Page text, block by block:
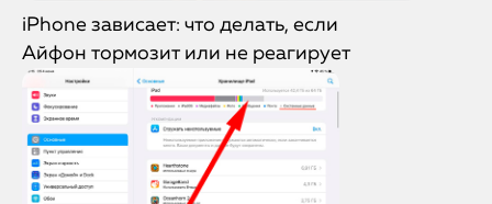
iPhone зависает: что делать, если
Айфон тормозит или не реагирует